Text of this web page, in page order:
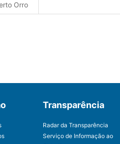
Orro
Transparência
Radar da Transparência
Serviço de Informação ao